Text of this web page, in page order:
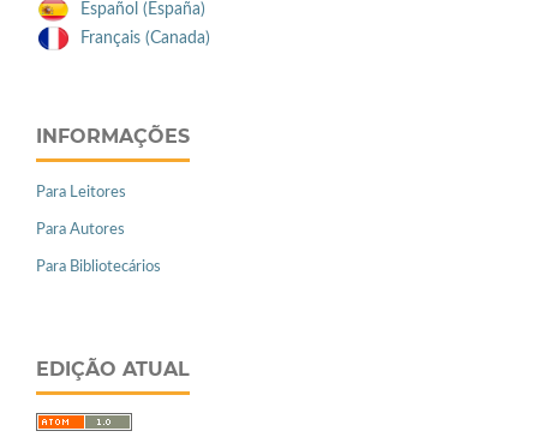
Español (España)
Français (Canada)
INFORMAÇÕES
Para Leitores
Para Autores
Para Bibliotecários
EDIÇÃO ATUAL